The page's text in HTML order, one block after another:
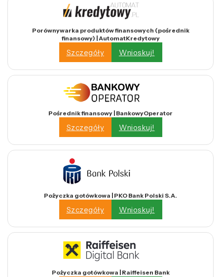
Porównywarka produktów finansowych (pośrednik
finansowy) | AutomatKredytowy
Szczegóły Wnioskuj!
Pośrednik finansowy | BankowyOperator
Szczegóły Wnioskuj!
Pożyczka gotówkowa | PKO Bank Polski S.A.
Szczegóły Wnioskuj!
Pożyczka gotówkowa | Raiffeisen Bank